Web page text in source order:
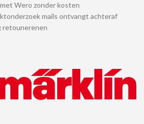
Wero zonder kosten
mails ontvangt achteraf
retounerenen